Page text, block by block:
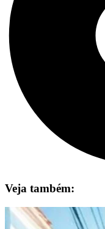
Veja também: